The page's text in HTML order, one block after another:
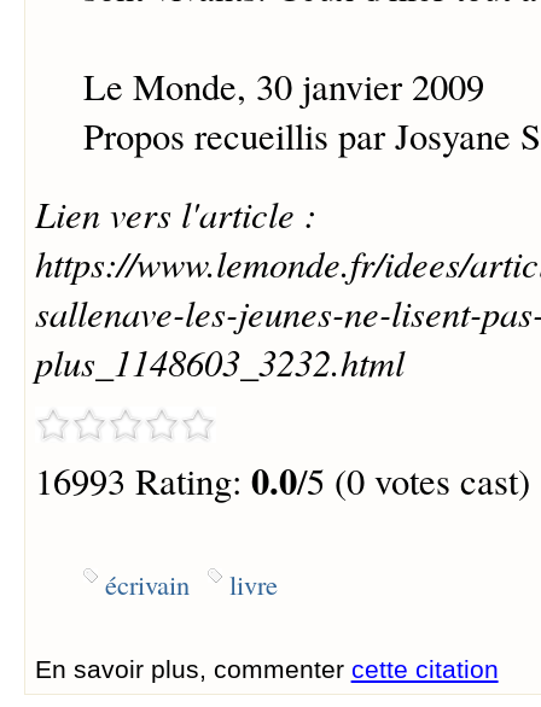
Le Monde, 30 janvier 2009
Propos recueillis par Josyane
Lien vers l'article :
https://www.lemonde.fr/idees/
sallenave-les-jeunes-ne-lisent-
plus_1148603_3232.html
16993 Rating: 0.0/5 (0 votes cast)
écrivain livre
En savoir plus, commenter cette citation